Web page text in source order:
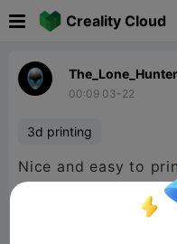
Creality Cloud
The_Lone_Hunter
00:09 03-22
3d printing
Nice and easy to